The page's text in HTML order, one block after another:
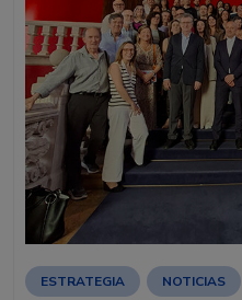
ESTRATEGIA NOTICIAS